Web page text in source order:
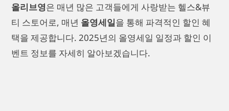
올리브영은 매년 많은 고객들에게 사랑받는 헬스&뷰
티 스토어로, 매년 올영세일을 통해 파격적인 할인 혜
택을 제공합니다. 2025년의 올영세일 일정과 할인 이
벤트 정보를 자세히 알아보겠습니다.